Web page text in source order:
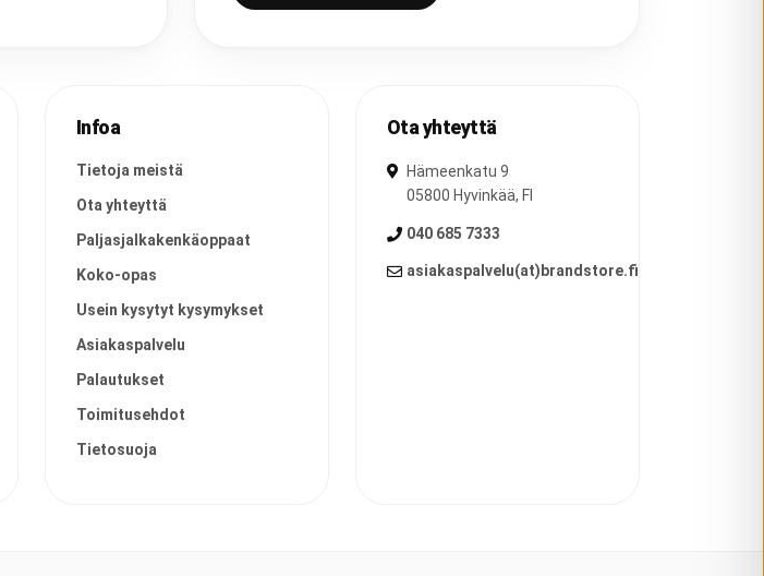
Infoa
Tietoja meistä
Ota yhteyttä
Paljasjalkakenkäoppaat
Koko-opas
Usein kysytyt kysymykset
Asiakaspalvelu
Palautukset
Toimitusehdot
Tietosuoja
Ota yhteyttä
Hämeenkatu 9
05800 Hyvinkää, FI
040 685 7333
asiakaspalvelu(at)brandstore.fi